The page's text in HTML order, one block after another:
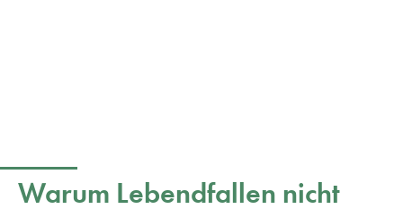
Warum Lebendfallen nicht